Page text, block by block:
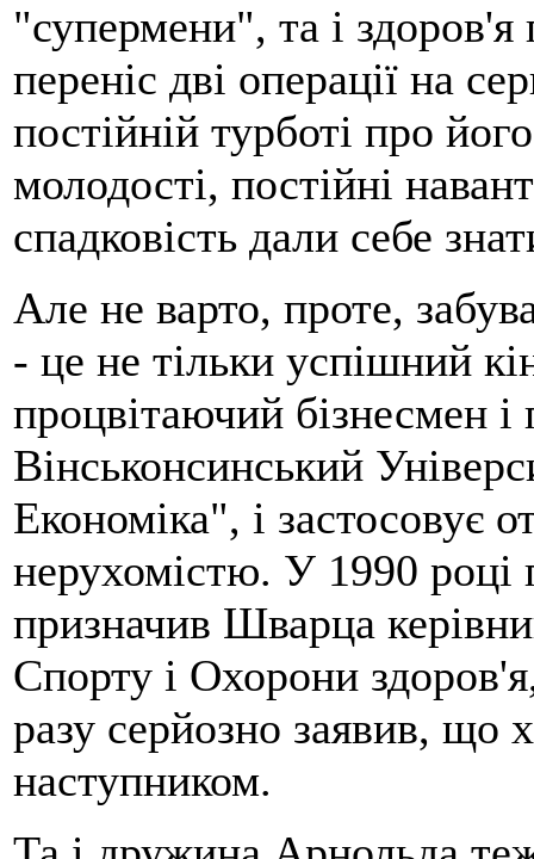
"супермени", та і
переніс дві операції на
постійній турботі про
молодості, постійні
спадковість дали себе
Але не варто, проте,
- це не тільки успішний
процвітаючий бізнесмен і
Вінськонсинський
Економіка", і застосовує
нерухомістю. У 1990
призначив Шварца
Спорту і Охорони
разу серйозно заявив, що
наступником.